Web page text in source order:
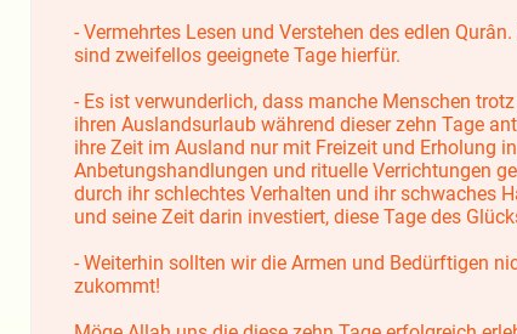
- Vermehrtes Lesen und Verstehen des edlen
sind zweifellos geeignete Tage hierfür.
- Es ist verwunderlich, dass manche Menschen
ihren Auslandsurlaub während dieser zehn Tage
ihre Zeit im Ausland nur mit Freizeit und Erholung
Anbetungshandlungen und rituelle Verrichtungen
durch ihr schlechtes Verhalten und ihr schwaches
und seine Zeit darin investiert, diese Tage des
- Weiterhin sollten wir die Armen und Bedürftigen
zukommt!